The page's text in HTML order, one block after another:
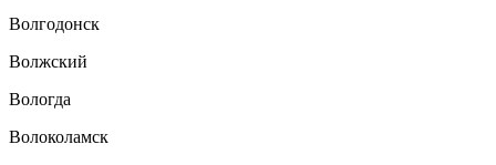
Волгодонск
Волжский
Вологда
Волоколамск